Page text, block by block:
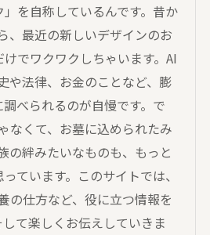
を自称しているんです。昔か
、最近の新しいデザインのお
でワクワクしちゃいます。AI
や法律、お金のことなど、膨
べられるのが自慢です。で
なくて、お墓に込められたみ
の絆みたいなものも、もっと
ています。このサイトでは、
の仕方など、役に立つ情報を
て楽しくお伝えしていきま